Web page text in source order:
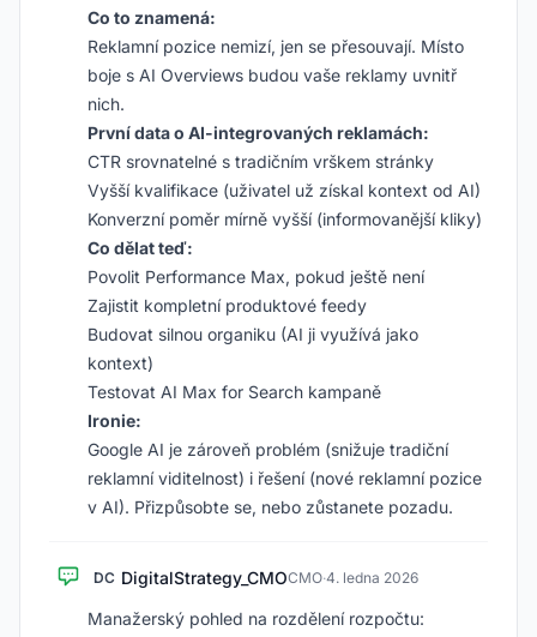
Co to znamená:
Reklamní pozice nemizí, jen se přesouvají. Místo
boje s AI Overviews budou vaše reklamy uvnitř
nich.
První data o AI-integrovaných reklamách:
CTR srovnatelné s tradičním vrškem stránky
Vyšší kvalifikace (uživatel už získal kontext od AI)
Konverzní poměr mírně vyšší (informovanější kliky)
Co dělat teď:
Povolit Performance Max, pokud ještě není
Zajistit kompletní produktové feedy
Budovat silnou organiku (AI ji využívá jako
kontext)
Testovat AI Max for Search kampaně
Ironie:
Google AI je zároveň problém (snižuje tradiční
reklamní viditelnost) i řešení (nové reklamní pozice
v AI). Přizpůsobte se, nebo zůstanete pozadu.
DC DigitalStrategy_CMOCMO·4. ledna 2026
Manažerský pohled na rozdělení rozpočtu: